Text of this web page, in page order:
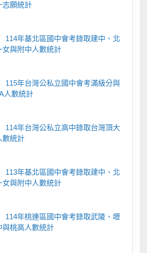
志願統計
114年基北區國中會考錄取建中、北
女與附中人數統計
115年台灣公私立國中會考滿級分與
人數統計
114年台灣公私立高中錄取台灣頂大
數統計
113年基北區國中會考錄取建中、北
女與附中人數統計
114年桃連區國中會考錄取武陵、壢
與桃高人數統計